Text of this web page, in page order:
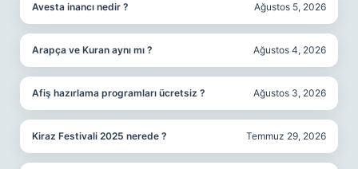
Avesta inancı nedir ? Ağustos 5, 2026
Arapça ve Kuran aynı mı ? Ağustos 4, 2026
Afiş hazırlama programları ücretsiz ? Ağustos 3, 2026
Kiraz Festivali 2025 nerede ? Temmuz 29, 2026